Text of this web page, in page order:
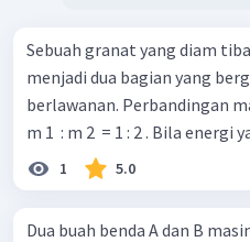
Sebuah granat yang diam
menjadi dua bagian yang
berlawanan. Perbandingan
m 1 ​ : m 2 ​ = 1 : 2 . Bila energi
1 5.0
Dua buah benda A dan B